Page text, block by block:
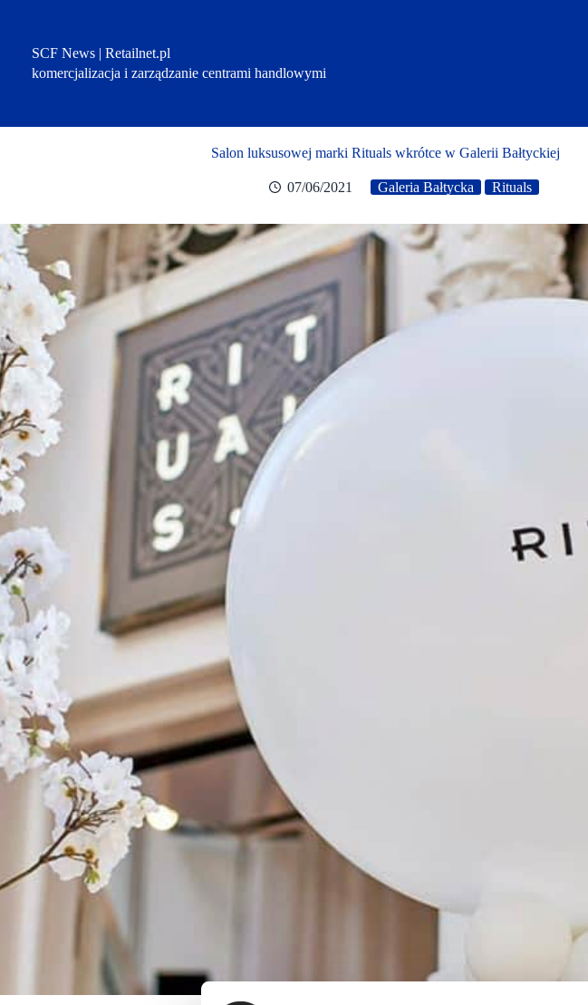
SCF News | Retailnet.pl
komercjalizacja i zarządzanie centrami handlowymi
Salon luksusowej marki Rituals wkrótce w Galerii Bałtyckiej
07/06/2021 Galeria Bałtycka Rituals